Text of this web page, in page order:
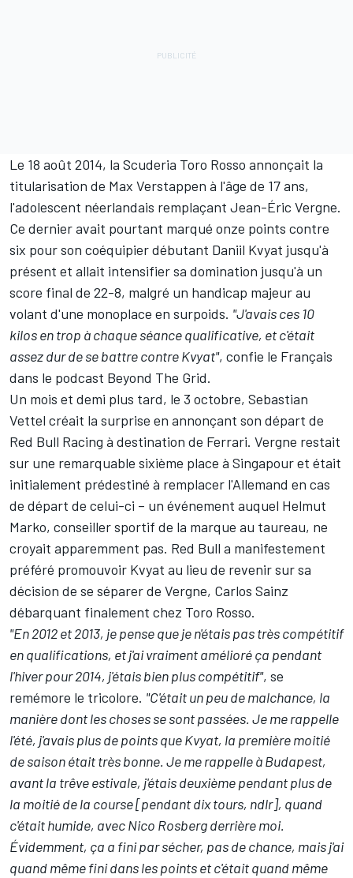
Le 18 août 2014, la Scuderia Toro Rosso annonçait la
titularisation de Max Verstappen à l'âge de 17 ans,
l'adolescent néerlandais remplaçant Jean-Éric Vergne.
Ce dernier avait pourtant marqué onze points contre
six pour son coéquipier débutant Daniil Kvyat jusqu'à
présent et allait intensifier sa domination jusqu'à un
score final de 22-8, malgré un handicap majeur au
volant d'une monoplace en surpoids. "J'avais ces 10
kilos en trop à chaque séance qualificative, et c'était
assez dur de se battre contre Kvyat", confie le Français
dans le podcast Beyond The Grid.
Un mois et demi plus tard, le 3 octobre, Sebastian
Vettel créait la surprise en annonçant son départ de
Red Bull Racing à destination de Ferrari. Vergne restait
sur une remarquable sixième place à Singapour et était
initialement prédestiné à remplacer l'Allemand en cas
de départ de celui-ci – un événement auquel Helmut
Marko, conseiller sportif de la marque au taureau, ne
croyait apparemment pas. Red Bull a manifestement
préféré promouvoir Kvyat au lieu de revenir sur sa
décision de se séparer de Vergne, Carlos Sainz
débarquant finalement chez Toro Rosso.
"En 2012 et 2013, je pense que je n'étais pas très compétitif
en qualifications, et j'ai vraiment amélioré ça pendant
l'hiver pour 2014, j'étais bien plus compétitif", se
remémore le tricolore. "C'était un peu de malchance, la
manière dont les choses se sont passées. Je me rappelle
l'été, j'avais plus de points que Kvyat, la première moitié
de saison était très bonne. Je me rappelle à Budapest,
avant la trêve estivale, j'étais deuxième pendant plus de
la moitié de la course [pendant dix tours, ndlr], quand
c'était humide, avecNico Rosbergderrière moi.
Évidemment, ça a fini par sécher, pas de chance, mais j'ai
quand même fini dans les points et c'était quand même